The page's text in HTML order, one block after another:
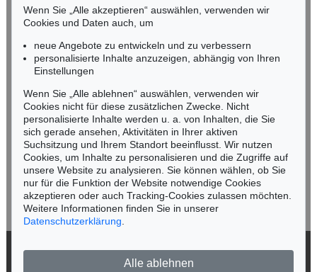
Mobil: +49 (0)171 8618661
n.kassel@kettererkunst.de
Keine Auktion mehr verpassen!
Wir informieren Sie rechtzeitig.
Jetzt zum Newsletter anmelden >
Wenn Sie „Alle akzeptieren“ auswählen, verwenden wir
Cookies und Daten auch, um
neue Angebote zu entwickeln und zu verbessern
personalisierte Inhalte anzuzeigen, abhängig von Ihren
Einstellungen
Wenn Sie „Alle ablehnen“ auswählen, verwenden wir
Cookies nicht für diese zusätzlichen Zwecke. Nicht
personalisierte Inhalte werden u. a. von Inhalten, die Sie
sich gerade ansehen, Aktivitäten in Ihrer aktiven
Suchsitzung und Ihrem Standort beeinflusst. Wir nutzen
Cookies, um Inhalte zu personalisieren und die Zugriffe auf
unsere Website zu analysieren. Sie können wählen, ob Sie
nur für die Funktion der Website notwendige Cookies
akzeptieren oder auch Tracking-Cookies zulassen möchten.
Weitere Informationen finden Sie in unserer
Datenschutzerklärung
Alle ablehnen